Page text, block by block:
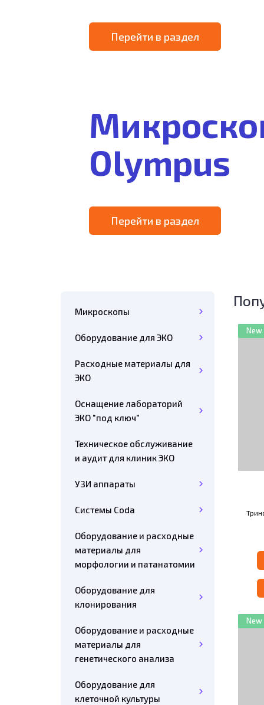
Перейти в раздел
Olympus
Перейти в раздел
New
New
Микроскопы
Оборудование для ЭКО
Расходные материалы для
ЭКО
Оснащение лабораторий
ЭКО "под ключ"
Техническое обслуживание
и аудит для клиник ЭКО
УЗИ аппараты
Системы Coda
Оборудование и расходные
материалы для
морфологии и патанатомии
Оборудование для
клонирования
Оборудование и расходные
материалы для
генетического анализа
Оборудование для
клеточной культуры